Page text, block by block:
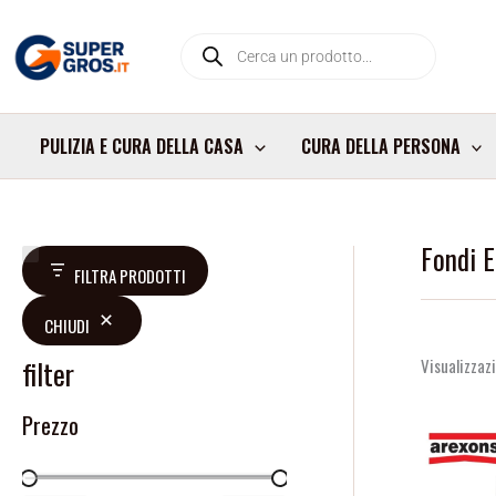
contenuto
search
PULIZIA E CURA DELLA CASA CURA DELLA PERSONA
FILTRA PRODOTTI
CHIUDI
filter
Prezzo
D
s
p
o
n
Fondi